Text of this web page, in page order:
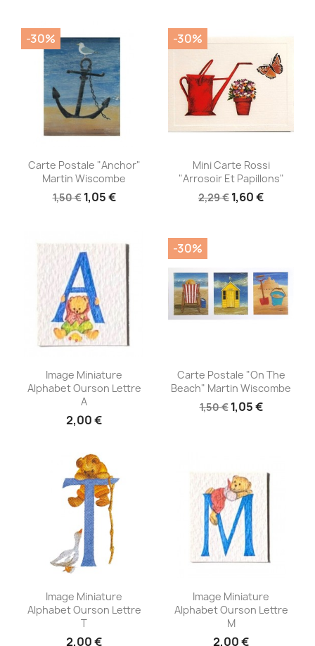
Aperçu rapide
Carte Postale "Anchor"
Martin Wiscombe
1,50 € 1,05 €
-30%
Aperçu rapide
Mini Carte Rossi
"Arrosoir Et Papillons"
2,29 € 1,60 €
-30%
Aperçu rapide
Image Miniature
Alphabet Ourson Lettre
A
2,00 €
Aperçu rapide
Carte Postale "On The
Beach" Martin Wiscombe
1,50 € 1,05 €
-30%
Aperçu rapide
Image Miniature
Alphabet Ourson Lettre
T
2,00 €
Aperçu rapide
Image Miniature
Alphabet Ourson Lettre
M
2,00 €